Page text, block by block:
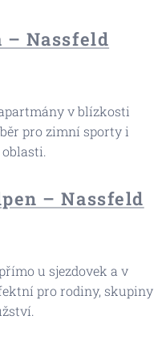
– Nassfeld
v blízkosti
pro zimní sporty i
– Nassfeld
u sjezdovek a v
pro rodiny, skupiny